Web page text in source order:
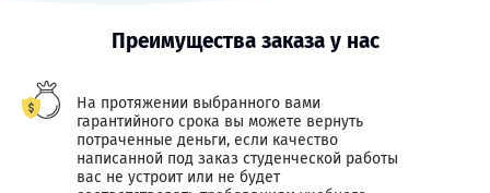
Преимущества заказа у нас
На протяжении выбранного вами
гарантийного срока вы можете вернуть
потраченные деньги, если качество
написанной под заказ студенческой работы
вас не устроит или не будет